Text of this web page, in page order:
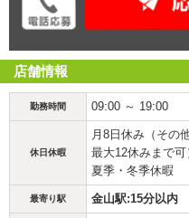
店舗情報
勤務時間 09:00 ～ 19:00
休日休暇
月8日休み（その
最大12休みまで可
夏季・冬季休暇
最寄り駅 金山駅:15分以内